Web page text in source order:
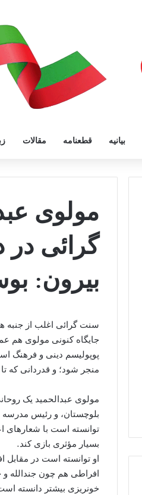
بیانیه قطعنامه مقالات
مولوی
گرائی در
بیرون:
سنت گرائی اغلب از
جایگاه کنونی مولوی هم
پوپولیسم دینی و
منجر شود؛ و قدردانی که
مولوی عبدالحمید یک
بلوچستان، و رئیس مدرسه
توانسته است با شعارهای
بسیار مؤثری بازی کند.
او توانسته است در
افراطی هم چون جندالله
خونریزی بیشتر دانسته